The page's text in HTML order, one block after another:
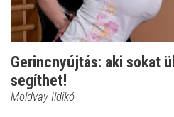
Gerincnyújtás: aki sokat
segíthet!
Moldvay Ildikó